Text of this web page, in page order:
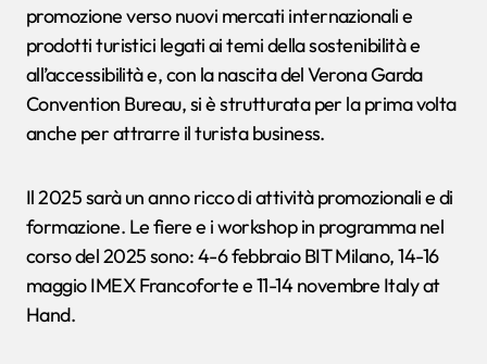
promozione verso nuovi mercati internazionali e
prodotti turistici legati ai temi della sostenibilità e
all’accessibilità e, con la nascita del Verona Garda
Convention Bureau, si è strutturata per la prima volta
anche per attrarre il turista business.
Il 2025 sarà un anno ricco di attività promozionali e di
formazione. Le fiere e i workshop in programma nel
corso del 2025 sono: 4-6 febbraio BIT Milano, 14-16
maggio IMEX Francoforte e 11-14 novembre Italy at
Hand.